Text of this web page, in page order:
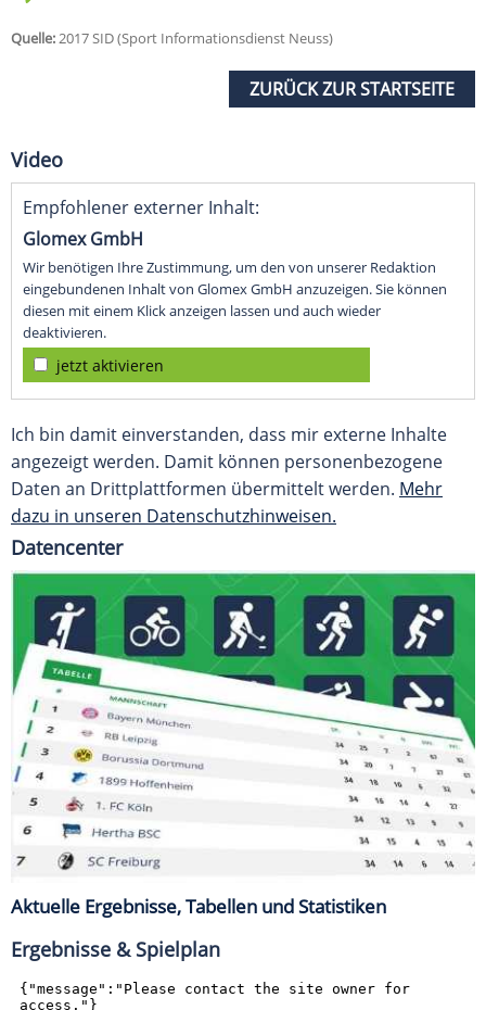
Quelle:2017 SID (Sport Informationsdienst Neuss)
ZURÜCK ZUR STARTSEITE
Video
Empfohlener externer Inhalt:
Glomex GmbH
Wir benötigen Ihre Zustimmung, um den von unserer Redaktion
eingebundenen Inhalt von Glomex GmbH anzuzeigen. Sie können
diesen mit einem Klick anzeigen lassen und auch wieder
deaktivieren.
jetzt aktivieren
Ich bin damit einverstanden, dass mir externe Inhalte
angezeigt werden. Damit können personenbezogene
Daten an Drittplattformen übermittelt werden. Mehr
dazu in unseren Datenschutzhinweisen.
Datencenter
Aktuelle Ergebnisse, Tabellen und Statistiken
Ergebnisse & Spielplan